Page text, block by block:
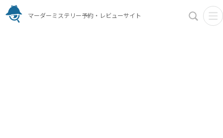
マーダーミステリー予約・レビューサイト